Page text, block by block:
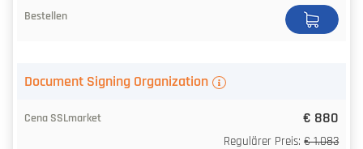
Document Signing Organization
€ 880
Regulärer Preis:€ 1.083